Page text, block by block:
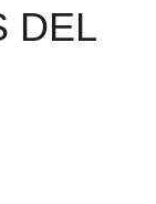
DEL